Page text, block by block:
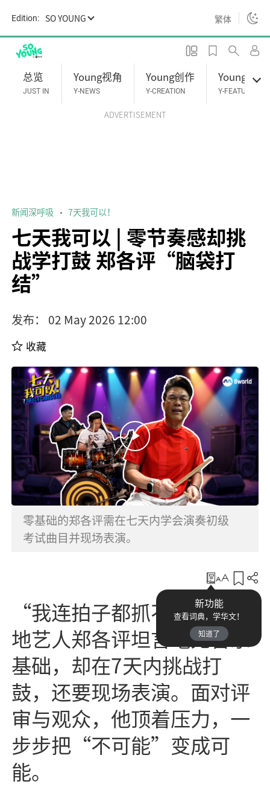
i
Edition: SO YOUNG 繁体
总览
JUST IN
Young视角
Y-NEWS
Young创作
Y-CREATION
Young专题
Y-FEATURES
ADVERTISEMENT
七天我可以 | 零节奏感却挑
战学打鼓 郑各评“脑袋打
结”
新闻深呼吸 7天我可以！
发布： 02 May 2026 12:00
收藏
零基础的郑各评需在七天内学会演奏初级
考试曲目并现场表演。
新功能
查看词典，学华文！
知道了
收藏
“我连拍子都抓不准！”本
地艺人郑各评坦言毫无音乐
基础，却在7天内挑战打
鼓，还要现场表演。面对评
审与观众，他顶着压力，一
步步把“不可能”变成可
能。